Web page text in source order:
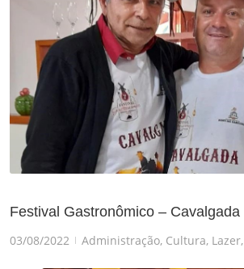
Festival Gastronômico – Cavalgada
03/08/2022 | Administração, Cultura, Lazer,